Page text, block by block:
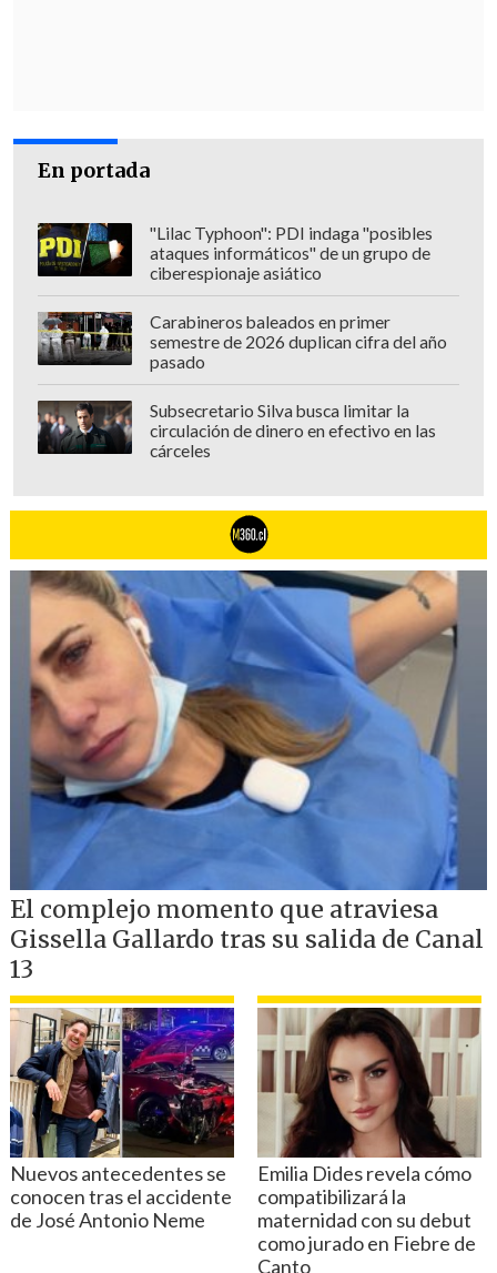
En portada
"Lilac Typhoon": PDI indaga "posibles
ataques informáticos" de un grupo de
ciberespionaje asiático
Carabineros baleados en primer
semestre de 2026 duplican cifra del año
pasado
Subsecretario Silva busca limitar la
circulación de dinero en efectivo en las
cárceles